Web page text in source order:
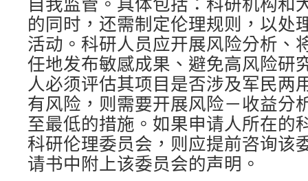
的同时，还需制定伦理规则，以处
活动。科研人员应开展风险分析、
任地发布敏感成果、避免高风险研
人必须评估其项目是否涉及军民两
有风险，则需要开展风险－收益分
至最低的措施。如果申请人所在的
科研伦理委员会，则应提前咨询该
请书中附上该委员会的声明。